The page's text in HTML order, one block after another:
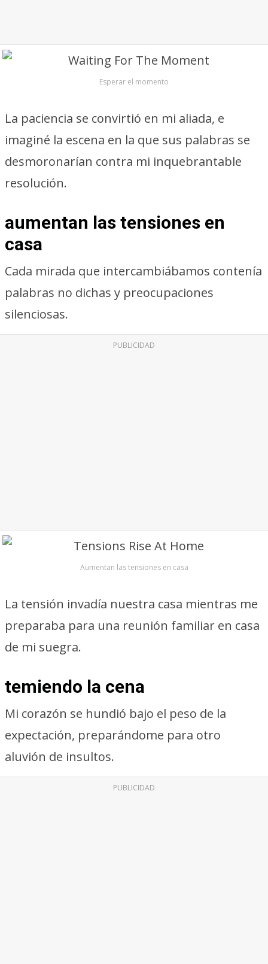
Esperar el momento
La paciencia se convirtió en mi aliada, e
imaginé la escena en la que sus palabras se
desmoronarían contra mi inquebrantable
resolución.
aumentan las tensiones en
casa
Cada mirada que intercambiábamos contenía
palabras no dichas y preocupaciones
silenciosas.
PUBLICIDAD
Aumentan las tensiones en casa
La tensión invadía nuestra casa mientras me
preparaba para una reunión familiar en casa
de mi suegra.
temiendo la cena
Mi corazón se hundió bajo el peso de la
expectación, preparándome para otro
aluvión de insultos.
PUBLICIDAD